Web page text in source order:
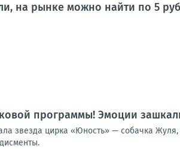
на рынке можно найти по 5
программы! Эмоции
звезда цирка «Юность» — собачка